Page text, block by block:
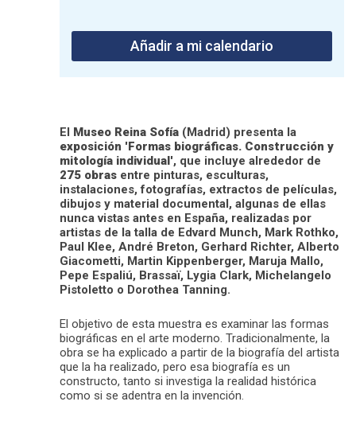
Añadir a mi calendario
El Museo Reina Sofía (Madrid) presenta la
exposición 'Formas biográficas. Construcción y
mitología individual', que incluye alrededor de
275 obras entre pinturas, esculturas,
instalaciones, fotografías, extractos de películas,
dibujos y material documental, algunas de ellas
nunca vistas antes en España, realizadas por
artistas de la talla de Edvard Munch, Mark Rothko,
Paul Klee, André Breton, Gerhard Richter, Alberto
Giacometti, Martin Kippenberger, Maruja Mallo,
Pepe Espaliú, Brassaï, Lygia Clark, Michelangelo
Pistoletto o Dorothea Tanning.
El objetivo de esta muestra es examinar las formas
biográficas en el arte moderno. Tradicionalmente, la
obra se ha explicado a partir de la biografía del artista
que la ha realizado, pero esa biografía es un
constructo, tanto si investiga la realidad histórica
como si se adentra en la invención.